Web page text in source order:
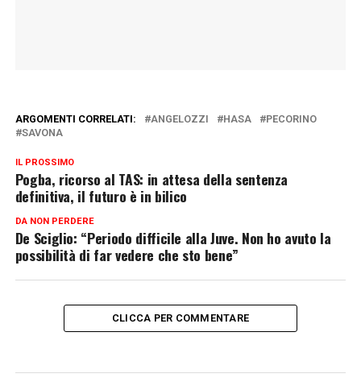
ARGOMENTI CORRELATI: ANGELOZZI HASA
PECORINO
SAVONA
IL PROSSIMO
Pogba, ricorso al TAS: in attesa della sentenza
definitiva, il futuro è in bilico
DA NON PERDERE
De Sciglio: “Periodo difficile alla Juve. Non ho avuto la
possibilità di far vedere che sto bene”
CLICCA PER COMMENTARE